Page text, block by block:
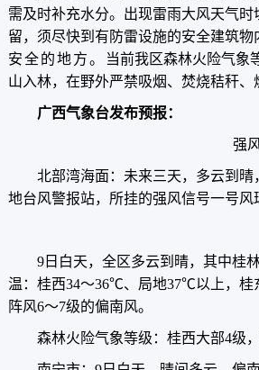
需及时补充水分。 出现雷雨大风天气时
留，须尽快到有防雷设施的安全建筑物
安全的地方。
当前我区森林火险气象
山入林，在野外严禁吸烟、焚烧秸秆、
广西气象台发布预报：
强风
北部湾海面：未来三天，多云到
地台风警报站，所挂的强风信号一号风
9日白天，全区多云到晴，其中桂
温：桂西34～36℃、局地37℃以上，桂
阵风6～7级的偏南风。
森林火险气象等级：桂西大部4级